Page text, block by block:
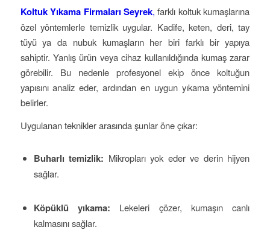
Koltuk Yıkama Firmaları Seyrek, farklı koltuk kumaşlarına
özel yöntemlerle temizlik uygular. Kadife, keten, deri, tay
tüyü ya da nubuk kumaşların her biri farklı bir yapıya
sahiptir. Yanlış ürün veya cihaz kullanıldığında kumaş zarar
görebilir. Bu nedenle profesyonel ekip önce koltuğun
yapısını analiz eder, ardından en uygun yıkama yöntemini
belirler.
Uygulanan teknikler arasında şunlar öne çıkar:
Buharlı temizlik: Mikropları yok eder ve derin hijyen
sağlar.
Köpüklü yıkama: Lekeleri çözer, kumaşın canlı
kalmasını sağlar.